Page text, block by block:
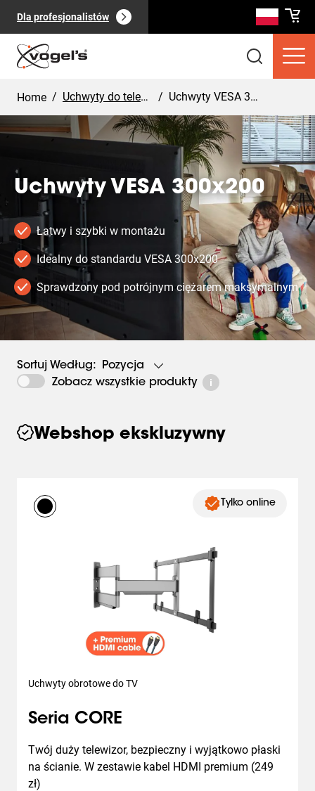
Dla profesjonalistów
Produkty dla konsumentów
0
Pokaż
wszystkie
Strony Pokaż wszystkie
Home / Uchwyty do telewizorów / Uchwyty VESA 300x200
Uchwyty VESA 300x200
Łatwy i szybki w montażu
Idealny do standardu VESA 300x200
Sprawdzony pod potrójnym ciężarem maksymalnym
Sortuj Według:
Pozycja
Zobacz wszystkie produkty
Webshop ekskluzywny
Tylko online
Uchwyty obrotowe do TV
Seria CORE
Twój duży telewizor, bezpieczny i wyjątkowo płaski
na ścianie. W zestawie kabel HDMI premium (249
zł)